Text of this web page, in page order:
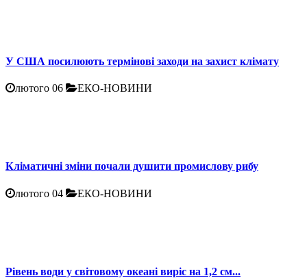
У США посилюють термінові заходи на захист клімату
лютого 06 ЕКО-НОВИНИ
Кліматичні зміни почали душити промислову рибу
лютого 04 ЕКО-НОВИНИ
Рівень води у світовому океані виріс на 1,2 см...